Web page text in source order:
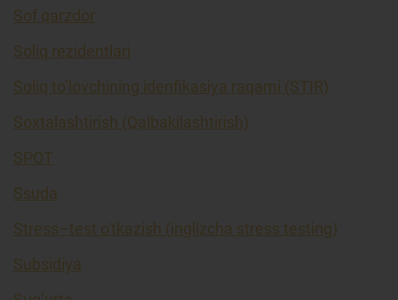
Sof qarzdor
Soliq rezidentlari
Soliq to’lovchining idenfikasiya raqami (STIR)
Soxtalashtirish (Qalbakilashtirish)
SPOT
Ssuda
Stress–test o'tkazish (inglizcha stress testing)
Subsidiya